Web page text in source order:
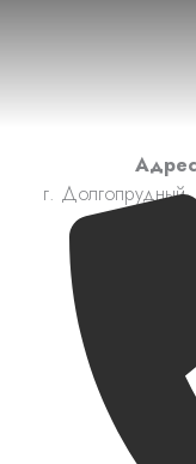
г.